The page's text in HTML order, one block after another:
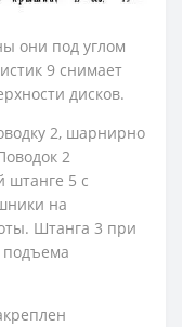
они под углом
9 снимает
дисков.
2, шарнирно
2
штанге 5 с
на
Штанга 3 при